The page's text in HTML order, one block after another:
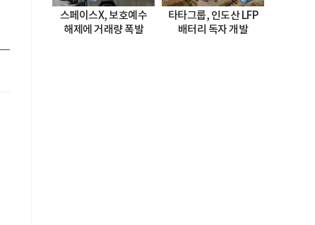
스페이스X, 보호예수
해제에 거래량 폭발
타타그룹, 인도산 LFP
배터리 독자 개발